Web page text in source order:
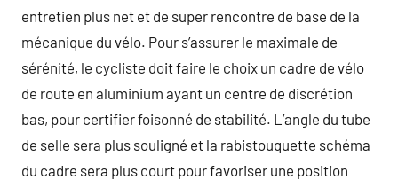
entretien plus net et de super rencontre de base de la
mécanique du vélo. Pour s’assurer le maximale de
sérénité, le cycliste doit faire le choix un cadre de vélo
de route en aluminium ayant un centre de discrétion
bas, pour certifier foisonné de stabilité. L’angle du tube
de selle sera plus souligné et la rabistouquette schéma
du cadre sera plus court pour favoriser une position